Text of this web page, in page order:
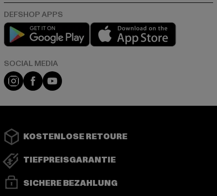
Play market
Instagram
FacebookYouTube
KOSTENLOSE RETOURE
TIEFPREISGARANTIE
SICHERE BEZAHLUNG